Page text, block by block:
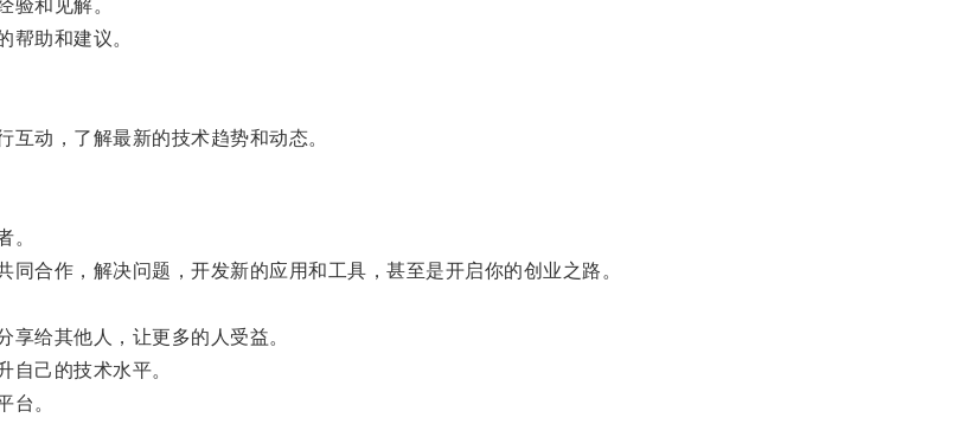
和见解。
助和建议。
动，了解最新的技术趋势和动态。
。
作，解决问题，开发新的应用和工具，甚至是开启你的创业之路。
给其他人，让更多的人受益。
己的技术水平。
台。